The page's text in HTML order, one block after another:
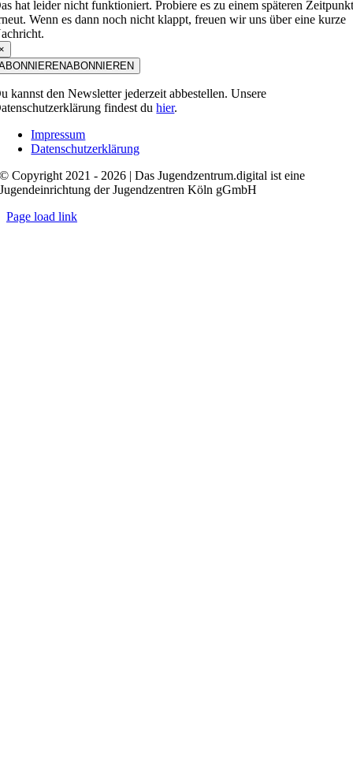
hat leider nicht funktioniert. Probiere es zu einem späteren
Wenn es dann noch nicht klappt, freuen wir uns über eine kurze
ABONNIEREN
kannst den Newsletter jederzeit abbestellen. Unsere
findest duhier.
Impressum
Datenschutzerklärung
© Copyright 2021 - 2026 | Das Jugendzentrum.digital ist eine
Jugendeinrichtung der Jugendzentren Köln gGmbH
Page load link